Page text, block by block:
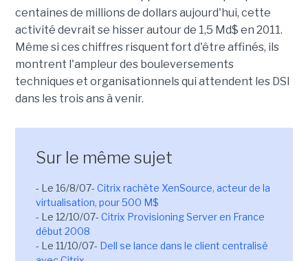
centaines de millions de dollars aujourd'hui, cette
activité devrait se hisser autour de 1,5 Md$ en 2011.
Même si ces chiffres risquent fort d'être affinés, ils
montrent l'ampleur des bouleversements
techniques et organisationnels qui attendent les DSI
dans les trois ans à venir.
Sur le même sujet
- Le 16/8/07- Citrix rachète XenSource, acteur de la
virtualisation, pour 500 M$
- Le 12/10/07- Citrix Provisioning Server en France
début 2008
- Le 11/10/07- Dell se lance dans le client centralisé